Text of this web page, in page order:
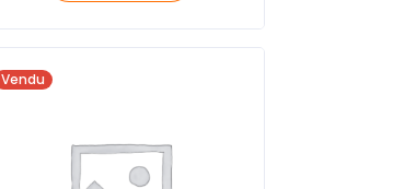
Vendu